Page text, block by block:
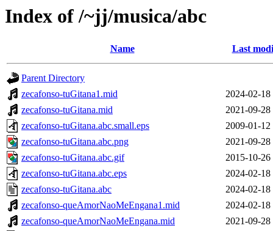
Index of /~jj/musica/abc
Name Last
Parent Directory
zecafonso-tuGitana1.mid
2024-02-18
zecafonso-tuGitana.mid
2021-09-28
zecafonso-tuGitana.abc.small.eps
2009-01-12
zecafonso-tuGitana.abc.png
2021-09-28
zecafonso-tuGitana.abc.gif
2015-10-26
zecafonso-tuGitana.abc.eps
2024-02-18
zecafonso-tuGitana.abc
2024-02-18
zecafonso-queAmorNaoMeEngana1.mid
2024-02-18
zecafonso-queAmorNaoMeEngana.mid
2021-09-28